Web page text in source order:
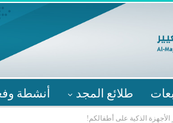
طلائع المجد أنشطة
الأجهزة الذكية على أطفالكم!